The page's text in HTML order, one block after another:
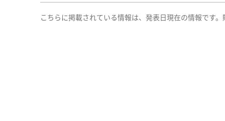
こちらに掲載されている情報は、発表日現在の情報です